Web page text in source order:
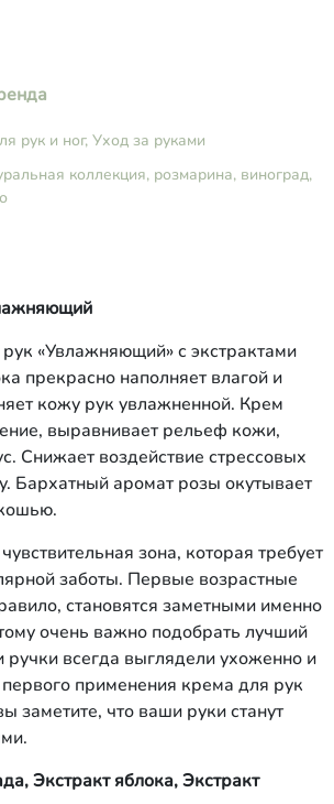
гидрогенизированная неомыляемая
фракция оливкового масла,
диметиламиноэтанол,
токоферилацетат, ретинилпальмитат,
токоферол, ретинилацетат), сорбит,
розмарина.
рук и ног, Уход за руками
коллекция, розмарина, виноград,
«Увлажняющий» с экстрактами
прекрасно наполняет влагой и
кожу рук увлажненной. Крем
выравнивает рельеф кожи,
Снижает воздействие стрессовых
Бархатный аромат розы окутывает
зона, которая требует
заботы. Первые возрастные
становятся заметными именно
очень важно подобрать лучший
всегда выглядели ухоженно и
применения крема для рук
заметите, что ваши руки станут
Экстракт яблока,Экстракт